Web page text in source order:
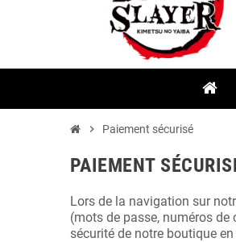
chevron_right Paiement sécurisé
PAIEMENT
Lors de la navigation sur
(mots de passe, numéros
sécurité de notre boutique